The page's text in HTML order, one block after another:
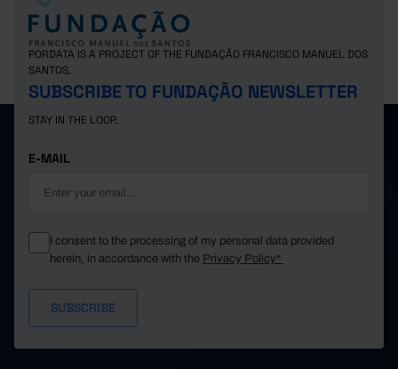
PORDATA IS A PROJECT OF THE FUNDAÇÃO FRANCISCO MANUEL DOS
SANTOS.
SUBSCRIBE TO FUNDAÇÃO NEWSLETTER
STAY IN THE LOOP.
E-MAIL
I consent to the processing of my personal data provided
herein, in accordance with the Privacy Policy*